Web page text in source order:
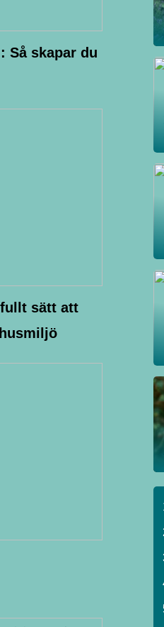
Så skapar du
sätt att